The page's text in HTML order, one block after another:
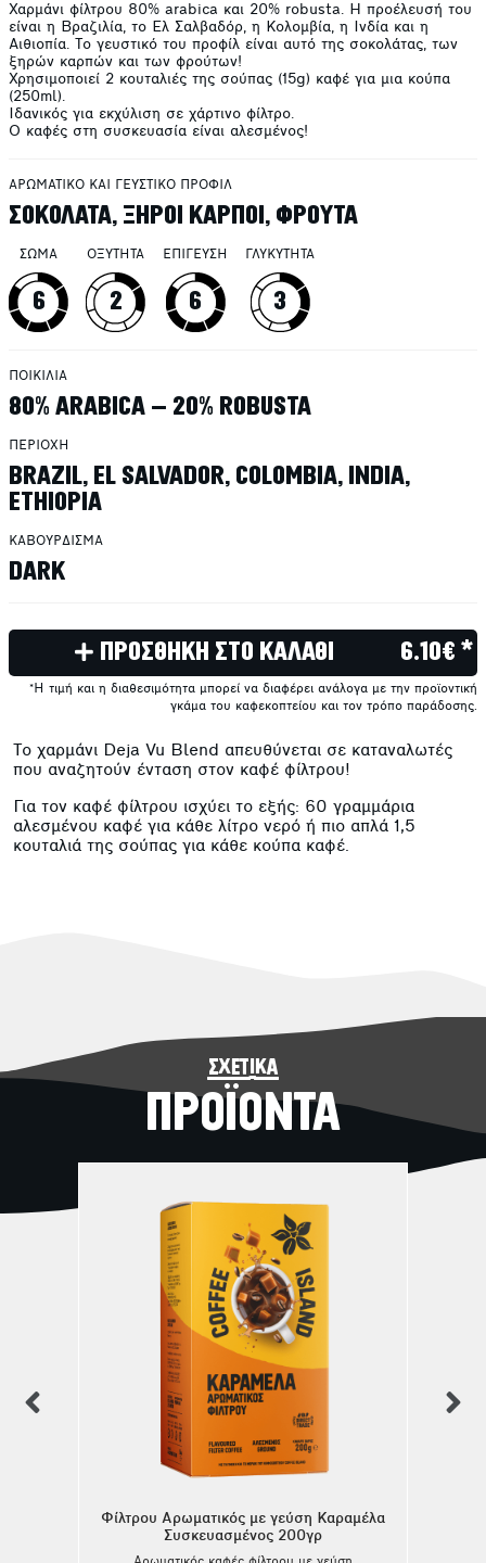
Χαρμάνι φίλτρου 80% arabica και 20% robusta. Η προέλευσή του
είναι η Βραζιλία, το Ελ Σαλβαδόρ, η Κολομβία, η Ινδία και η
Αιθιοπία. Το γευστικό του προφίλ είναι αυτό της σοκολάτας, των
ξηρών καρπών και των φρούτων!
Χρησιμοποιεί 2 κουταλιές της σούπας (15g) καφέ για μια κούπα
(250ml).
Ιδανικός για εκχύλιση σε χάρτινο φίλτρο.
Ο καφές στη συσκευασία είναι αλεσμένος!
ΑΡΩΜΑΤΙΚΟ ΚΑΙ ΓΕΥΣΤΙΚΟ ΠΡΟΦΙΛ
ΣΟΚΟΛΑΤΑ, ΞΗΡΟΙ ΚΑΡΠΟΙ, ΦΡΟΥΤΑ
ΣΩΜΑ
6
ΟΞΥΤΗΤΑ
2
ΕΠΙΓΕΥΣΗ
6
ΓΛΥΚΥΤΗΤΑ
3
ΠΟΙΚΙΛΙΑ
80% ARABICA – 20% ROBUSTA
ΠΕΡΙΟΧΗ
BRAZIL, EL SALVADOR, COLOMBIA, INDIA,
ETHIOPIA
ΚΑΒΟΥΡΔΙΣΜΑ
DARK
ΠΡΟΣΘΗΚΗ ΣΤΟ ΚΑΛΑΘΙ 6.10€ *
*Η τιμή και η διαθεσιμότητα μπορεί να διαφέρει ανάλογα με την προϊοντική
γκάμα του καφεκοπτείου και τον τρόπο παράδοσης.
Το χαρμάνι Deja Vu Blend απευθύνεται σε καταναλωτές
που αναζητούν ένταση στον καφέ φίλτρου!
Για τον καφέ φίλτρου ισχύει το εξής: 60 γραμμάρια
αλεσμένου καφέ για κάθε λίτρο νερό ή πιο απλά 1,5
κουταλιά της σούπας για κάθε κούπα καφέ.
σχετικά
ΠΡΟΪΟΝΤΑ
previous
Φίλτρου Αρωματικός με γεύση Καραμέλα
Συσκευασμένος 200γρ